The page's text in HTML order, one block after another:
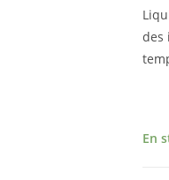
des
En